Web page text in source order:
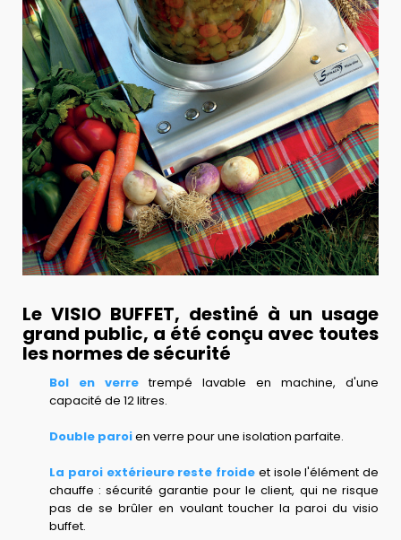
Le VISIO BUFFET, destiné à un usage
grand public, a été conçu avec toutes
les normes de sécurité
Bol en verre trempé lavable en machine, d'une
capacité de 12 litres.
Double paroien verre pour une isolation parfaite.
La paroi extérieure reste froide et isole l'élément de
chauffe : sécurité garantie pour le client, qui ne risque
pas de se brûler en voulant toucher la paroi du visio
buffet.